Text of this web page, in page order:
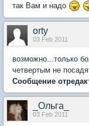
так Вам и надо
orty
03 Feb 2011
возможно...только
четвертым не
Сообщение
_Ольга_
03 Feb 2011